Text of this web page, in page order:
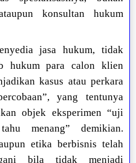
konsultan hukum
jasa hukum, tidak
hukum para calon klien
kasus atau perkara
yang tentunya
objek eksperimen “uji
menang” demikian.
etika berbisnis telah
bila tidak menjadi